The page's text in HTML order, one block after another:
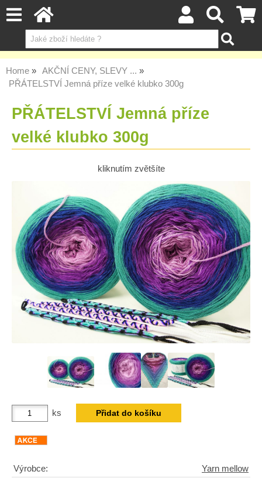
Home
AKČNÍ CENY, SLEVY ...
PŘÁTELSTVÍ Jemná příze velké klubko 300g
PŘÁTELSTVÍ Jemná příze
velké klubko 300g
kliknutím zvětšíte
ks
Výrobce: Yarn mellow